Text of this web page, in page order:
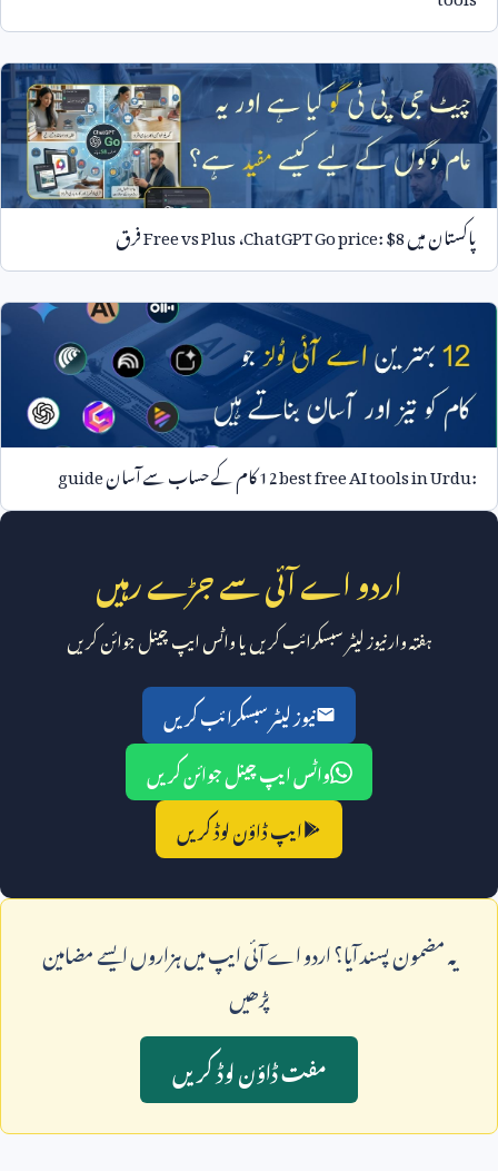
پاکستان میںChatGPT Go price: $8،Free vs Plusفرق
12 best free AI tools in Urdu:کام کے حساب سے آسانguide
اردو اے آئی سے جڑے رہیں
ہفتہ وار نیوز لیٹر سبسکرائب کریں یا واٹس ایپ چینل جوائن کریں
نیوز لیٹر سبسکرائب کریں
واٹس ایپ چینل جوائن کریں
ایپ ڈاؤن لوڈ کریں
يہ مضمون پسند آيا؟ اردو اے آئی ايپ ميں ہزاروں ايسے مضامين
پڑھيں
مفت ڈاؤن لوڈ کريں